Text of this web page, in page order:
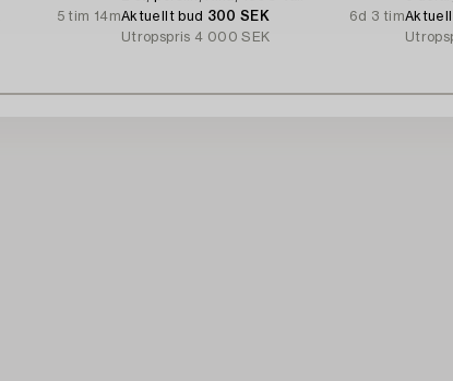
5 tim 14mAktuellt bud 300 SEK
6d 3 tim
Utropspris 4 000 SEK